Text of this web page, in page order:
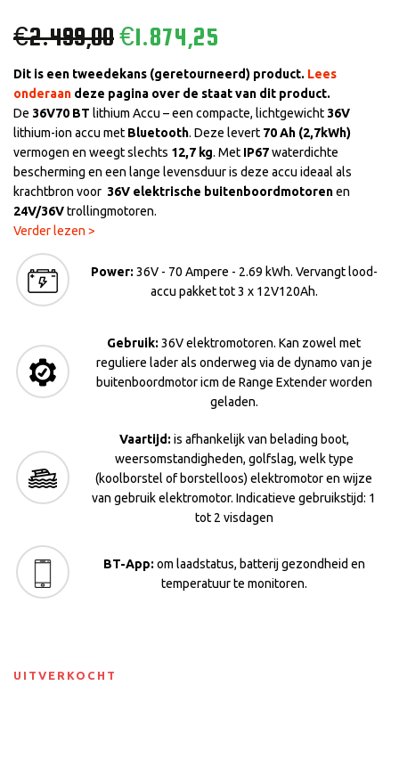
€2.499,00€1.874,25
Dit is een tweedekans (geretourneerd) product. Lees
onderaan deze pagina over de staat van dit product.
De 36V70 BT lithium Accu – een compacte, lichtgewicht 36V
lithium-ion accu met Bluetooth. Deze levert 70 Ah (2,7kWh)
vermogen en weegt slechts 12,7 kg. Met IP67waterdichte
bescherming en een lange levensduur is deze accu ideaal als
krachtbron voor 36V elektrische buitenboordmotorenen
24V/36Vtrollingmotoren.
Verder lezen >
Power: 36V - 70 Ampere - 2.69 kWh. Vervangt lood-
accu pakket tot 3 x 12V120Ah.
Gebruik: 36V elektromotoren. Kan zowel met
reguliere lader als onderweg via de dynamo van je
buitenboordmotor icm de Range Extender worden
geladen.
Vaartijd: is afhankelijk van belading boot,
weersomstandigheden, golfslag, welk type
(koolborstel of borstelloos) elektromotor en wijze
van gebruik elektromotor. Indicatieve gebruikstijd: 1
tot 2 visdagen
BT-App: om laadstatus, batterij gezondheid en
temperatuur te monitoren.
UITVERKOCHT